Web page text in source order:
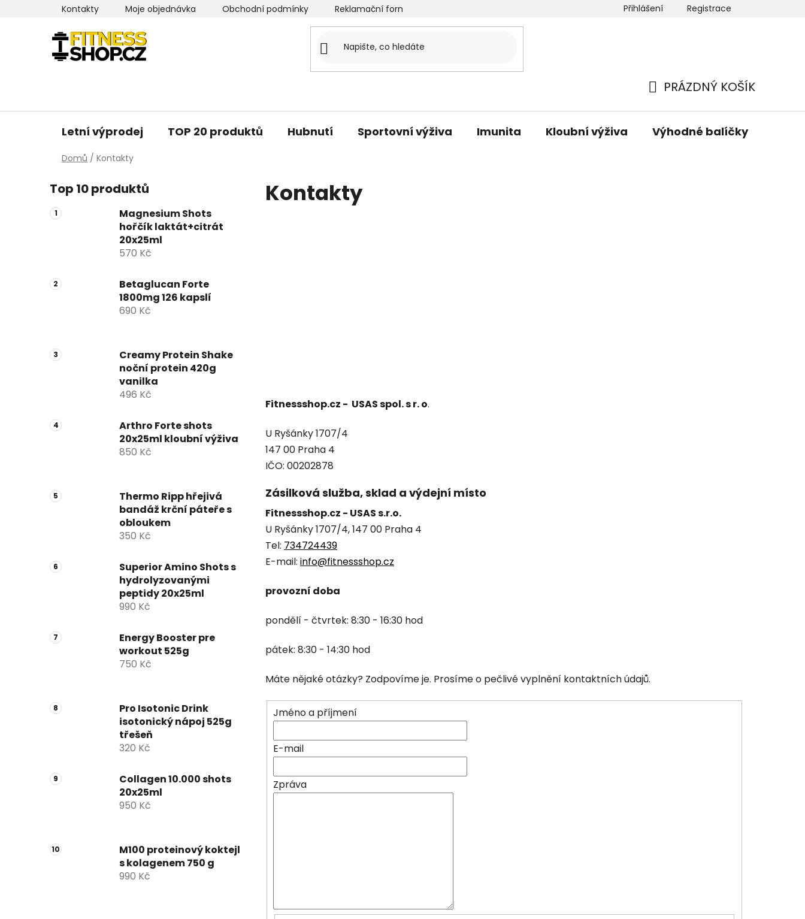
Kontakty Moje objednávka Obchodní podmínky Reklamační formulář Newsletter Hodnocení obchodu
Přihlášení Registrace
KOŠÍK
PRÁZDNÝ KOŠÍK
Letní výprodej TOP 20 produktů Hubnutí Sportovní výživa Imunita Kloubní výživa Výhodné balíčky
Domů / Kontakty
o
s
t
n
n
e
Top 10 produktů
Magnesium Shots
hořčík laktát+citrát
20x25ml
570 Kč
Betaglucan Forte
1800mg 126 kapslí
690 Kč
Creamy Protein Shake
noční protein 420g
vanilka
496 Kč
Arthro Forte shots
20x25ml kloubní výživa
850 Kč
Thermo Ripp hřejivá
bandáž krční páteře s
obloukem
350 Kč
Superior Amino Shots s
hydrolyzovanými
peptidy 20x25ml
990 Kč
Energy Booster pre
workout 525g
750 Kč
Pro Isotonic Drink
isotonický nápoj 525g
třešeň
320 Kč
Collagen 10.000 shots
20x25ml
950 Kč
M100 proteinový koktejl
s kolagenem 750 g
990 Kč
Kontakty
Fitnessshop.cz - USAS spol. s r. o.
U Ryšánky 1707/4
147 00 Praha 4
IČO: 00202878
Zásilková služba, sklad a výdejní místo
Fitnessshop.cz - USAS s.r.o.
U Ryšánky 1707/4, 147 00 Praha 4
Tel: 734724439
E-mail: info@fitnessshop.cz
provozní doba
pondělí - čtvrtek: 8:30 - 16:30 hod
pátek: 8:30 - 14:30 hod
Máte nějaké otázky? Zodpovíme je. Prosíme o pečlivé vyplnění kontaktních údajů.
Jméno a příjmení
E-mail
Zpráva